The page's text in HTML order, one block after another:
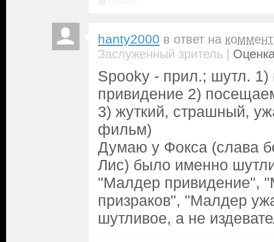
hanty2000 в ответ на
Заслуженный зритель |
Spooky - прил.; шутл. 1)
привидение 2)
3) жуткий, страшный,
фильм)
Думаю у Фокса (слава
Лис) было именно
"Малдер привидение",
призраков", "Малдер
шутливое, а не